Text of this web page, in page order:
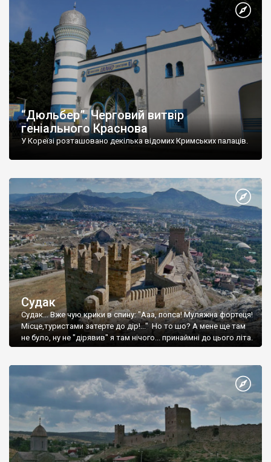
“Дюльбер”. Черговий витвір
геніального Краснова
У Кореїзі розташовано декілька відомих Кримських палаців.
Судак
Судак... Вже чую крики в спину: "Ааа, попса! Муляжна фортеця!
Місце,туристами затерте до дір!..." Но то шо? А мене ще там
не було, ну не "дірявив" я там нічого... принаймні до цього літа.